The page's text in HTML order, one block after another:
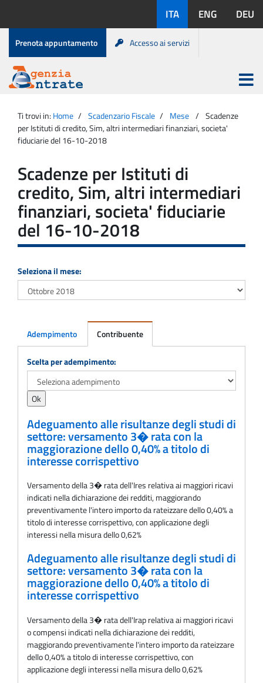
contenuto
disponibili:
ITA ENG DEU
Menu
di
servizio
Prenota appuntamento Accesso ai servizi
Agenzia
Entrate
Apri
menu
principale
Ti trovi in: Home Scadenzario Fiscale Mese
Scadenze
per Istituti di credito, Sim, altri intermediari finanziari, societa'
fiduciarie del 16-10-2018
Scadenze per Istituti di
credito, Sim, altri intermediari
finanziari, societa' fiduciarie
del 16-10-2018
Seleziona il mese:
Adempimento Contribuente
Adempimento
Scelta per adempimento:
Adeguamento alle risultanze degli studi di
settore: versamento 3� rata con la
maggiorazione dello 0,40% a titolo di
interesse corrispettivo
Versamento della 3� rata dell'Ires relativa ai maggiori ricavi
indicati nella dichiarazione dei redditi, maggiorando
preventivamente l'intero importo da rateizzare dello 0,40% a
titolo di interesse corrispettivo, con applicazione degli
interessi nella misura dello 0,62%
Adeguamento alle risultanze degli studi di
settore: versamento 3� rata con la
maggiorazione dello 0,40% a titolo di
interesse corrispettivo
Versamento della 3� rata dell'Irap relativa ai maggiori ricavi
o compensi indicati nella dichiarazione dei redditi,
maggiorando preventivamente l'intero importo da rateizzare
dello 0,40% a titolo di interesse corrispettivo, con
applicazione degli interessi nella misura dello 0,62%